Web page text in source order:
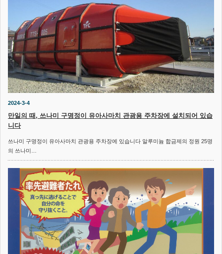
2024-3-4
만일의 때, 쓰나미 구명정이 유아사마치 관광용 주차장에 설치되어 있습
니다
쓰나미 구명정이 유아사마치 관광용 주차장에 있습니다 알루미늄 합금제의 정원 25명
의 쓰나미…